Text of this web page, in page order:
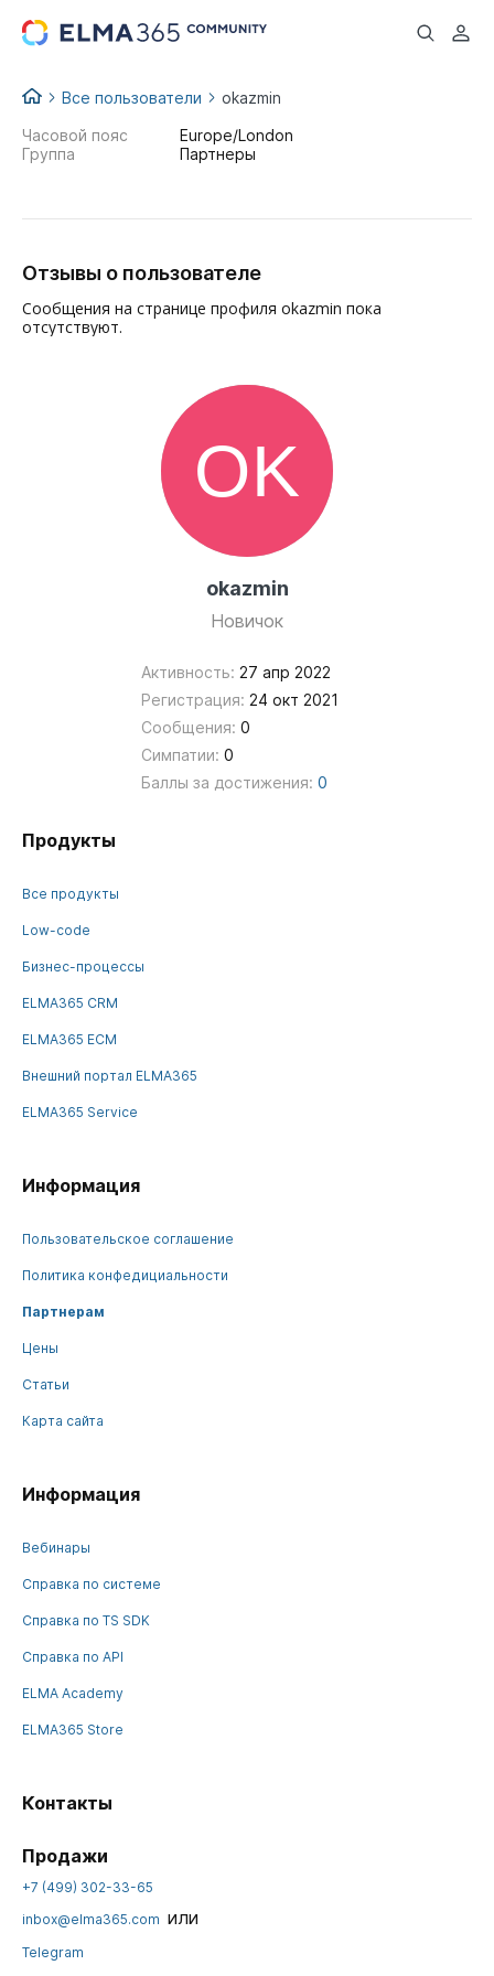
...
Все пользователи okazmin
okazmin
Новичок
Активность: 27 апр 2022
Регистрация: 24 окт 2021
Сообщения: 0
Симпатии: 0
Баллы за достижения: 0
Часовой пояс
Europe/London
Группа
Партнеры
Отзывы о пользователе
Сообщения на странице профиля okazmin пока
отсутствуют.
Продукты
Все продукты
Low-code
Бизнес-процессы
ELMA365 CRM
ELMA365 ECM
Внешний портал ELMA365
ELMA365 Service
Информация
Пользовательское соглашение
Политика конфедициальности
Партнерам
Цены
Статьи
Карта сайта
Информация
Вебинары
Справка по системе
Справка по TS SDK
Справка по API
ELMA Academy
ELMA365 Store
Контакты
Продажи
+7 (499) 302-33-65
inbox@elma365.com или
Telegram